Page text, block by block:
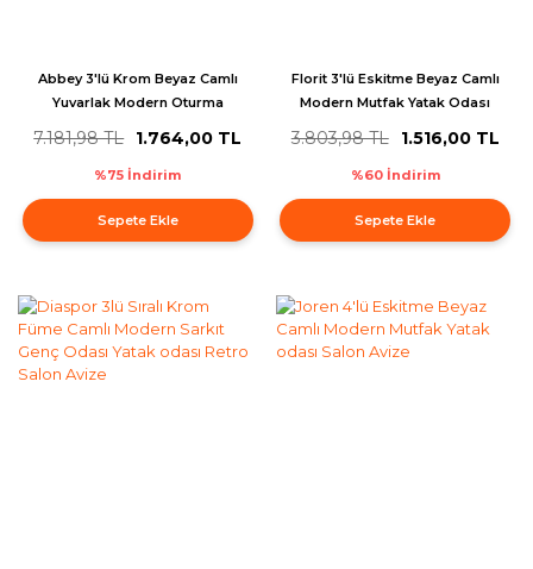
Abbey 3'lü Krom Beyaz Camlı
Yuvarlak Modern Oturma
7.181,98 TL 1.764,00 TL
%75 İndirim
Sepete Ekle
Florit 3'lü Eskitme Beyaz Camlı
Modern Mutfak Yatak Odası
3.803,98 TL 1.516,00 TL
%60 İndirim
Sepete Ekle